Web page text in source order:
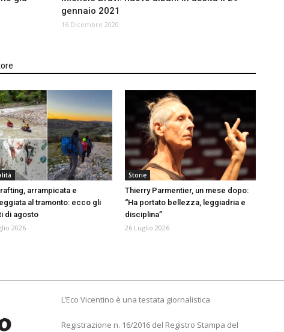
gennaio 2021
16 Dicembre 2020
arrampicata e
al tramonto: ecco gli
di agosto
2026
Storie
Thierry Parmentier, un mese dopo:
“Ha portato bellezza, leggiadria e
disciplina”
26 Luglio 2026
L’Eco Vicentino è una testata giornalistica
Registrazione n. 16/2016 del Registro Stampa del